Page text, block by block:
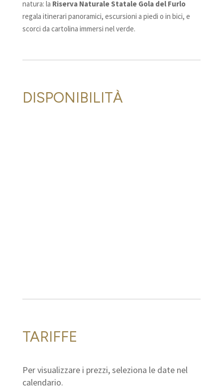
natura: la Riserva Naturale Statale Gola del Furlo
regala itinerari panoramici, escursioni a piedi o in bici, e
scorci da cartolina immersi nel verde.
DISPONIBILITÀ
TARIFFE
Per visualizzare i prezzi, seleziona le date nel
calendario.